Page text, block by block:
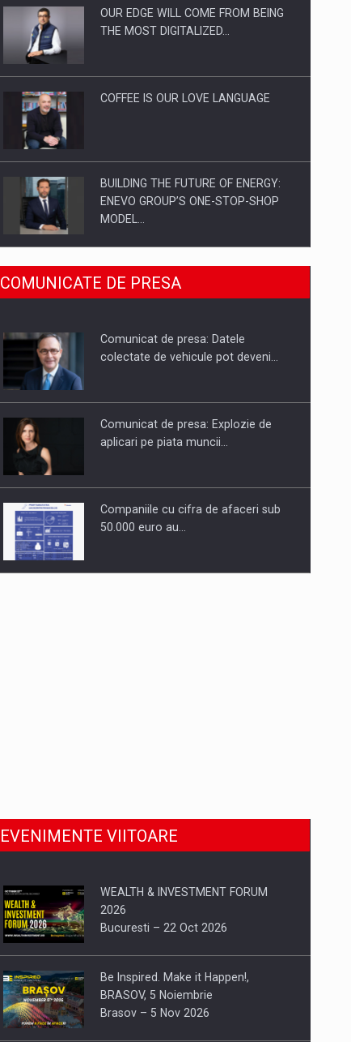
Proteinmaxxing and the Future of
OUR EDGE WILL COME FROM BEING
THE MOST DIGITALIZED…
COFFEE IS OUR LOVE LANGUAGE
BUILDING THE FUTURE OF ENERGY:
ENEVO GROUP’S ONE-STOP-SHOP
MODEL…
ROOTED IN ROMANIA, BUILT TO
DELIVER TECHNOLOGY FOR THE…
PUTTING ROMANIAN CORPORATE
COMUNICATE DE PRESA
Comunicat de presa: Datele
colectate de vehicule pot deveni…
Comunicat de presa: Explozie de
aplicari pe piata muncii…
Companiile cu cifra de afaceri sub
50.000 euro au…
EVENIMENTE VIITOARE
WEALTH & INVESTMENT FORUM
2026
Bucuresti – 22 Oct 2026
Be Inspired. Make it Happen!,
BRASOV, 5 Noiembrie
Brasov – 5 Nov 2026